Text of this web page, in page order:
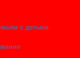
с детьми-